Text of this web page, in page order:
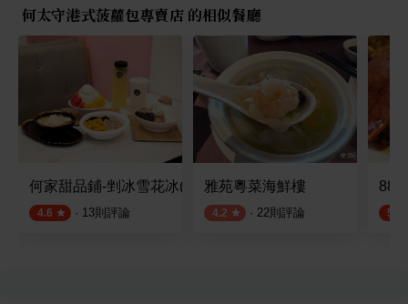
何太守港式菠蘿包專賣店 的相似餐廳
何家甜品鋪-剉冰雪花冰(公館汀州)
4.6 · 13則評論
雅苑粵菜海鮮樓
4.2 · 22則評論
88
5.0